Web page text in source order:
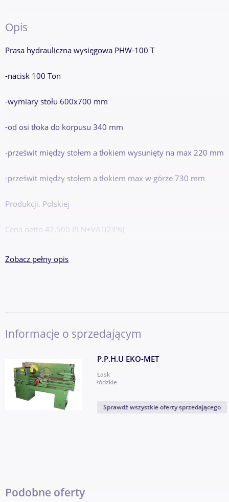
Opis
Prasa hydrauliczna wysięgowa PHW-100 T
-nacisk 100 Ton
-wymiary stołu 600x700 mm
-od osi tłoka do korpusu 340 mm
-prześwit między stołem a tłokiem wysunięty na max 220 mm
-prześwit między stołem a tłokiem max w górze 730 mm
Produkcji. Polskiej
Cena netto 42.500 PLN+VAT(23%)
Cena brutto 52.275 PLN
Niniejsze ogłoszenie jest wyłącznie informacją handlową i
Kodeksu Cywilnego. Sprzedający nie odpowiada za
Zobacz pełny opis
Informacje o sprzedającym
P.P.H.U EKO-MET
Łask
łódzkie
Sprawdź wszystkie oferty sprzedającego
Podobne oferty